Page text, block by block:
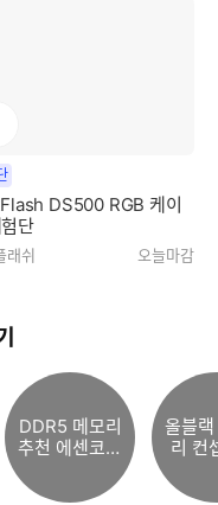
DS500 RGB 케이
단
래쉬 오늘마감
DDR5 메모리
추천 에센코어
5-5600 CL4
올블
리 컨
메인